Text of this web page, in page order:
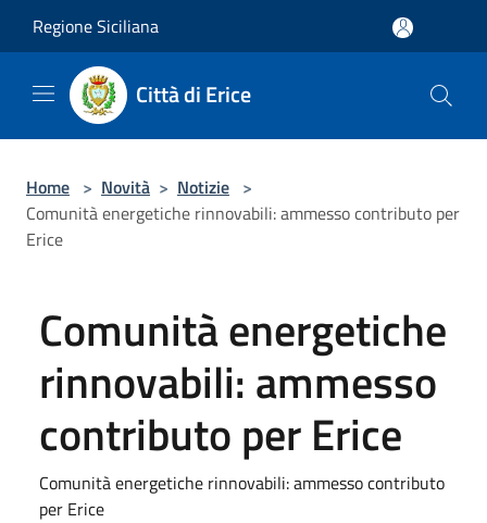
Regione Siciliana
Città di Erice
Home > Novità > Notizie >
Comunità energetiche rinnovabili: ammesso contributo per
Erice
Comunità energetiche
rinnovabili: ammesso
contributo per Erice
Comunità energetiche rinnovabili: ammesso contributo
per Erice